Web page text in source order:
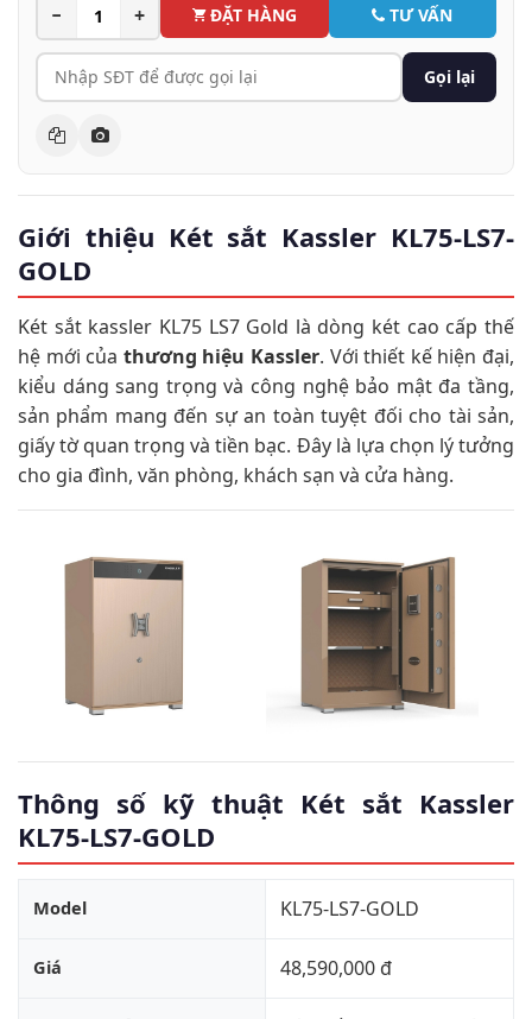
− + ĐẶT HÀNG TƯ VẤN
Gọi lại
Giới thiệu Két sắt Kassler KL75-LS7-
GOLD
Két sắt kassler KL75 LS7 Gold là dòng két cao cấp thế
hệ mới của thương hiệu Kassler. Với thiết kế hiện đại,
kiểu dáng sang trọng và công nghệ bảo mật đa tầng,
sản phẩm mang đến sự an toàn tuyệt đối cho tài sản,
giấy tờ quan trọng và tiền bạc. Đây là lựa chọn lý tưởng
cho gia đình, văn phòng, khách sạn và cửa hàng.
Thông số kỹ thuật Két sắt Kassler
KL75-LS7-GOLD
Model KL75-LS7-GOLD
Giá 48,590,000 đ